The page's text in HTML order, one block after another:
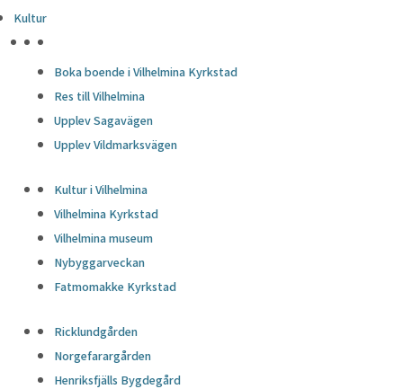
Kultur
Boka boende i Vilhelmina Kyrkstad
Res till Vilhelmina
Upplev Sagavägen
Upplev Vildmarksvägen
Kultur i Vilhelmina
Vilhelmina Kyrkstad
Vilhelmina museum
Nybyggarveckan
Fatmomakke Kyrkstad
Ricklundgården
Norgefarargården
Henriksfjälls Bygdegård